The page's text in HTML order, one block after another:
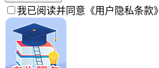
我已阅读并同意 《用户隐私条款》